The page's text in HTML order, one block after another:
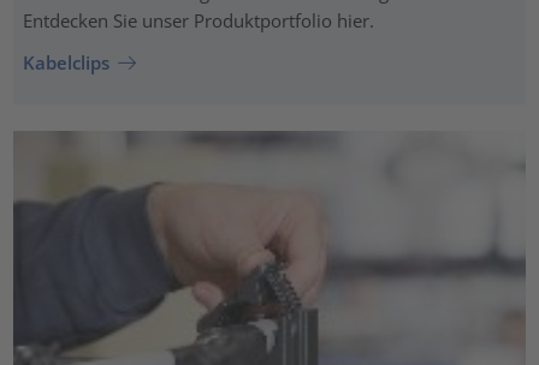
Entdecken Sie unser Produktportfolio hier.
Kabelclips